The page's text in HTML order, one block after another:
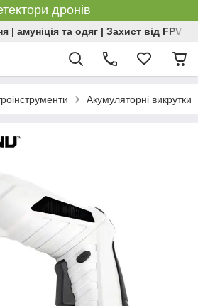
дронів
| амуніція та одяг | Захист від FPV |
Акумуляторні викрутки